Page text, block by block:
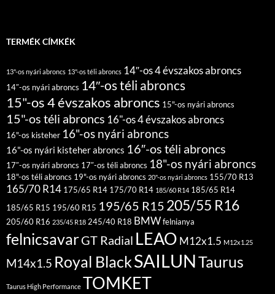
TERMÉK CÍMKÉK
13"-os nyári abroncs 13"-os téli abroncs 14″-os 4 évszakos abroncs
14″-os nyári abroncs 14″-os téli abroncs
15"-os 4 évszakos abroncs 15"-os nyári abroncs
15"-os téli abroncs 16"-os 4 évszakos abroncs
16"-os kisteher 16"-os nyári abroncs
16"-os nyári kisteher abroncs 16″-os téli abroncs
17″-os nyári abroncs 17″-os téli abroncs 18"-os nyári abroncs
18"-os téli abroncs 19"-os nyári abroncs 20"-os nyári abroncs 155/70 R13
165/70 R14 175/65 R14 175/70 R14 185/60 R14 185/65 R14
185/65 R15 195/60 R15 195/65 R15 205/55 R16
205/60 R16 235/45 R18 245/40 R18 BMWfelnianya
felnicsavarGT Radial LEAO M12x1.5 M12x1.25
M14x1.5 Royal BlackSAILUNTaurus
Taurus High Performance TOMKET